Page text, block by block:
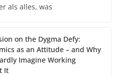
als alles, was
on the Dygma Defy:
as an Attitude – and Why
Imagine Working
It